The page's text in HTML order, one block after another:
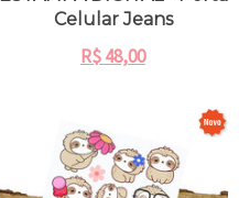
Celular Jeans
R$48,00